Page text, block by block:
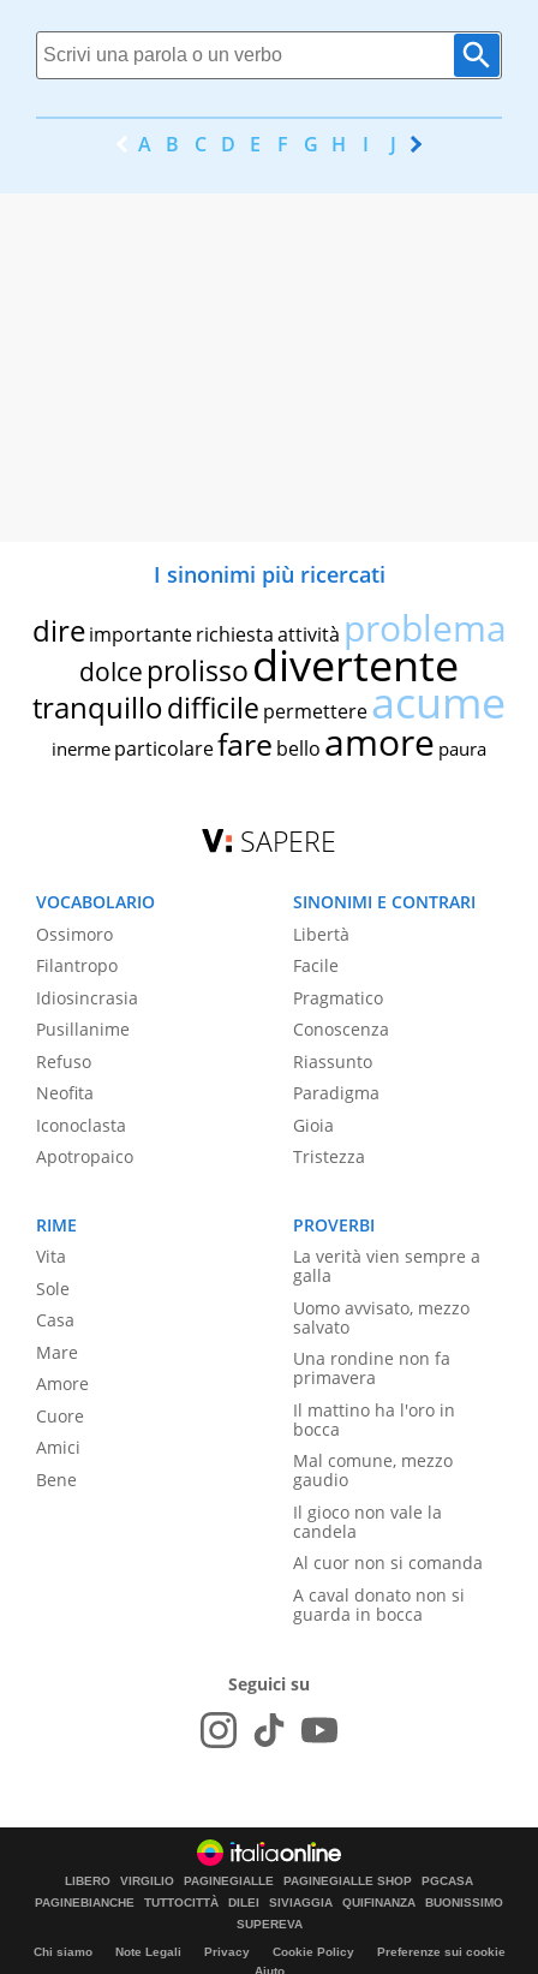
A B C D E F G H I J K
I sinonimi più ricercati
dire importante richiestaattività problema
dolce prolissodivertente
tranquillodifficile permettereacume
inerme particolarefare bello amore paura
SAPERE
VOCABOLARIO
Ossimoro
Filantropo
Idiosincrasia
Pusillanime
Refuso
Neofita
Iconoclasta
Apotropaico
SINONIMI E CONTRARI
Libertà
Facile
Pragmatico
Conoscenza
Riassunto
Paradigma
Gioia
Tristezza
RIME
Vita
Sole
Casa
Mare
Amore
Cuore
Amici
Bene
PROVERBI
La verità vien sempre a
galla
Uomo avvisato, mezzo
salvato
Una rondine non fa
primavera
Il mattino ha l'oro in
bocca
Mal comune, mezzo
gaudio
Il gioco non vale la
candela
Al cuor non si comanda
A caval donato non si
guarda in bocca
Seguici su
LIBERO VIRGILIO PAGINEGIALLE PAGINEGIALLE SHOP
PGCASA
PAGINEBIANCHE
TUTTOCITTÀ DILEI SIVIAGGIA QUIFINANZA
BUONISSIMO
SUPEREVA
Chi siamo Note Legali Privacy Cookie Policy
Preferenze sui cookie